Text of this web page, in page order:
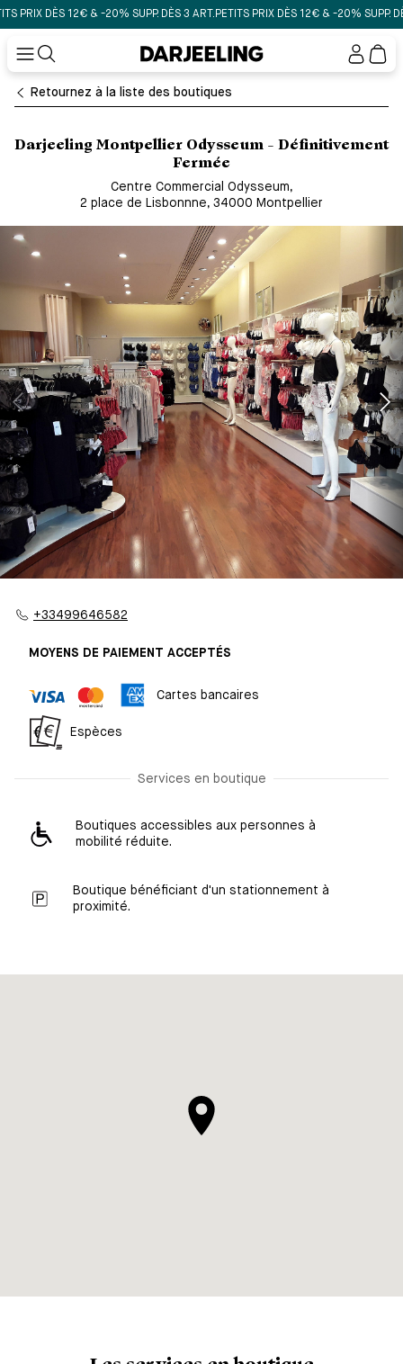
DÈS 12€ & -20% SUPP. DÈS 3 ART.PETITS PRIX DÈS 12€ & -20% SUPP. DÈS 3
Mon
Darjeeling Montpellier Odysseum - Définitivement
Fermée
Centre Commercial Odysseum,
2 place de Lisbonnne, 34000 Montpellier
Retournez à la liste des boutiques
+33499646582
MOYENS DE PAIEMENT ACCEPTÉS
Cartes bancaires
Espèces
Services en boutique
Boutiques accessibles aux personnes à
mobilité réduite.
Boutique bénéficiant d'un stationnement à
proximité.